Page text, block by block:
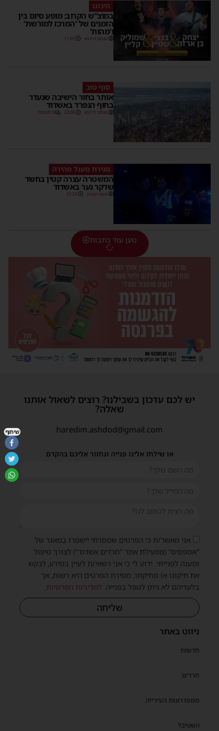
היכונו
במוצ”ש הקרוב: מופע סיום בין
הזמנים של 'המרכז למורשת'
ו'מהות'
מנחם דויטש 11:01
סוף טוב
אותר בחור הישיבה שנעדר
בחוף הנפרד באשדוד
מנחם דויטש 22:08 3 תגובות
סגירת מעגל מהירה
המשטרה עצרה קטין בחשד
שדקר נער באשדוד
משה קאהן 21:59
טען עוד כתבות
ניווט באתר
חדשות
חרדים
ממסדרונות העירייה
השטיבל
יש לכם עדכון בשבילנו? רוצים לשאול אותנו
שאלה?
haredim.ashdod@gmail.com
או שילחו אלינו פנייה ונחזור אליכם בהקדם
אני מאשר/ת כי הפרטים שמסרתי יישמרו במאגר של
"אמפסיס" (מפעילת אתר "חרדים אשדוד") לצורך טיפול
ומענה לפנייתי. ידוע לי כי אני רשאי/ת לעיין במידע, לבקש
את תיקונו או מחיקתו. מסירת הפרטים היא רשות, אך
בלעדיהם לא ניתן לטפל בפנייה. למדיניות הפרטיות.
שליחה
שיתוף